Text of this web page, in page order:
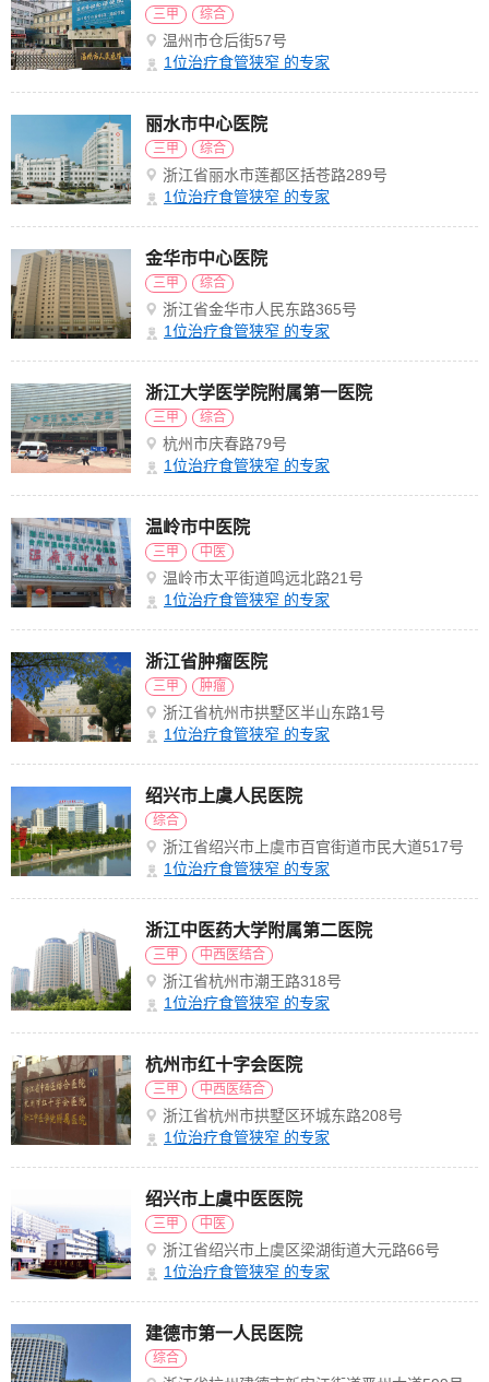
三甲 综合
温州市仓后街57号
1位治疗食管狭窄 的专家
丽水市中心医院
三甲 综合
浙江省丽水市莲都区括苍路289号
1位治疗食管狭窄 的专家
金华市中心医院
三甲 综合
浙江省金华市人民东路365号
1位治疗食管狭窄 的专家
浙江大学医学院附属第一医院
三甲 综合
杭州市庆春路79号
1位治疗食管狭窄 的专家
温岭市中医院
三甲 中医
温岭市太平街道鸣远北路21号
1位治疗食管狭窄 的专家
浙江省肿瘤医院
三甲 肿瘤
浙江省杭州市拱墅区半山东路1号
1位治疗食管狭窄 的专家
绍兴市上虞人民医院
综合
浙江省绍兴市上虞市百官街道市民大道517号
1位治疗食管狭窄 的专家
浙江中医药大学附属第二医院
三甲 中西医结合
浙江省杭州市潮王路318号
1位治疗食管狭窄 的专家
杭州市红十字会医院
三甲 中西医结合
浙江省杭州市拱墅区环城东路208号
1位治疗食管狭窄 的专家
绍兴市上虞中医医院
三甲 中医
浙江省绍兴市上虞区梁湖街道大元路66号
1位治疗食管狭窄 的专家
建德市第一人民医院
综合